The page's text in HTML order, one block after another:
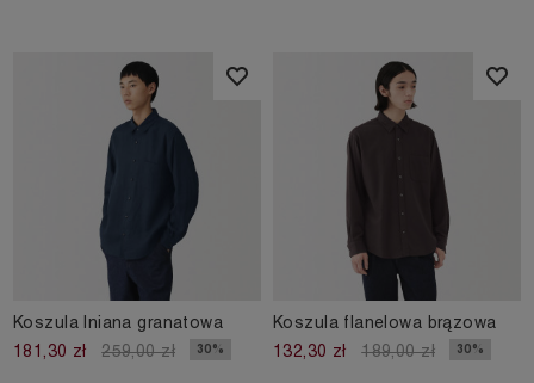
Koszula lniana granatowa
181,30 zł
259,00 zł 30%
Koszula flanelowa brązowa
132,30 zł
189,00 zł 30%